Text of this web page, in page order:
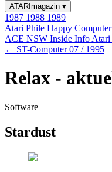
ATARImagazin ▾
1987 1988 1989
Atari Phile Happy Computer
ACE NSW Inside Info Atari
← ST-Computer 07 / 1995
Relax -
Software
Stardust